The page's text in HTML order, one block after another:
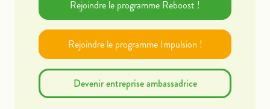
Rejoindre le programme Reboost !
Rejoindre le programme Impulsion !
Devenir entreprise ambassadrice